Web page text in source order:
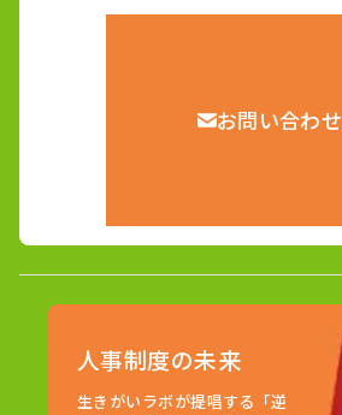
お問い合わせ
人事制度の未来
生きがいラボが提唱する「逆